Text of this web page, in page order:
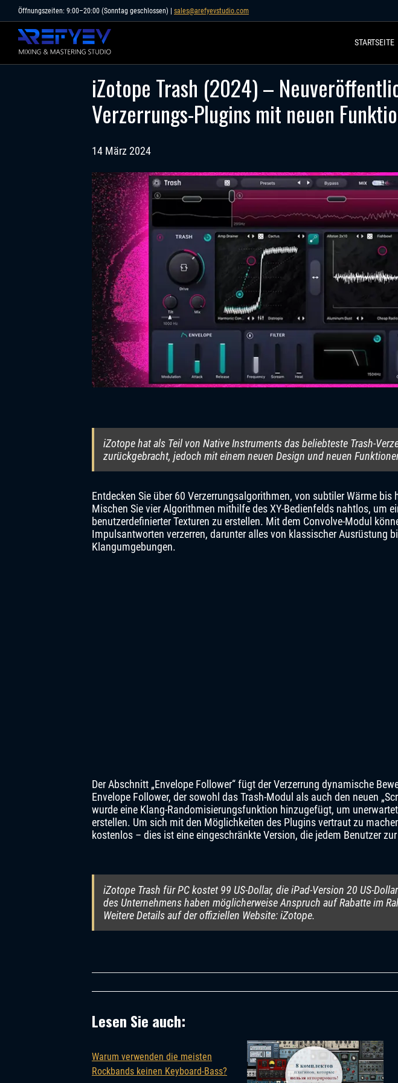
to
content
Öffnungszeiten: 9:00–20:00 (Sonntag geschlossen) | sales@arefyevstudio.com
STARTSEITE
iZotope Trash (2024) –
Verzerrungs-Plugins mit neuen
14 März 2024
iZotope hat als Teil von Native Instruments das beliebteste Trash-
zurückgebracht, jedoch mit einem neuen Design und neuen
Entdecken Sie über 60 Verzerrungsalgorithmen, von subtiler Wärme
Mischen Sie vier Algorithmen mithilfe des XY-Bedienfelds nahtlos, um
benutzerdefinierter Texturen zu erstellen. Mit dem Convolve-Modul
Impulsantworten verzerren, darunter alles von klassischer Ausrüstung
Klangumgebungen.
Der Abschnitt „Envelope Follower“ fügt der Verzerrung dynamische
Envelope Follower, der sowohl das Trash-Modul als auch den neuen
wurde eine Klang-Randomisierungsfunktion hinzugefügt, um
erstellen. Um sich mit den Möglichkeiten des Plugins vertraut zu
kostenlos – dies ist eine eingeschränkte Version, die jedem Benutzer
iZotope Trash für PC kostet 99 US-Dollar, die iPad-Version 20 US-
des Unternehmens haben möglicherweise Anspruch auf Rabatte im
Weitere Details auf der offiziellen Website: iZotope.
Lesen Sie auch:
Warum verwenden die meisten
Rockbands keinen Keyboard-Bass?